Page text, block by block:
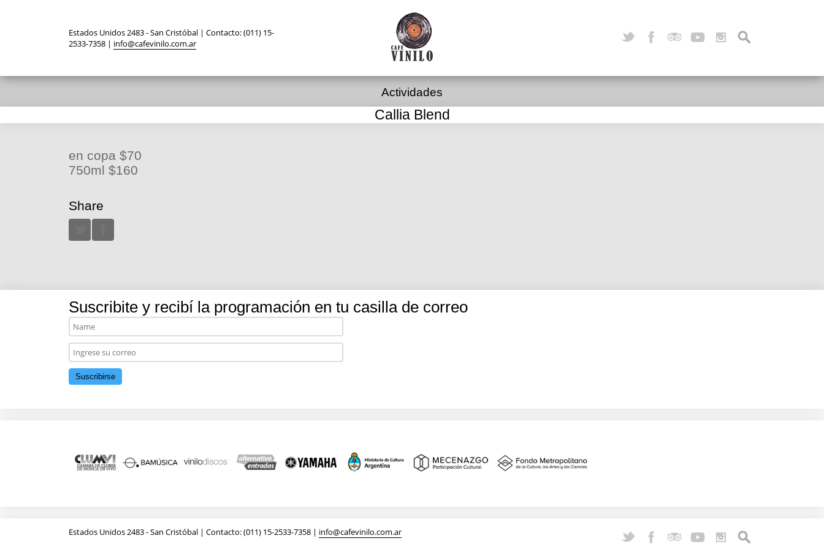
Estados Unidos 2483 - San Cristóbal | Contacto: (011) 15-
2533-7358 | info@cafevinilo.com.ar
Actividades
Callia Blend
en copa $70
750ml $160
Share
Suscribite y recibí la programación en tu casilla de correo
Estados Unidos 2483 - San Cristóbal | Contacto: (011) 15-2533-7358 | info@cafevinilo.com.ar